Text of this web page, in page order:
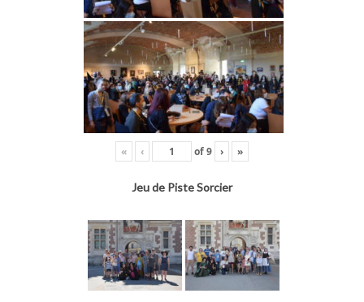
« ‹ of9 › »
Jeu de Piste Sorcier